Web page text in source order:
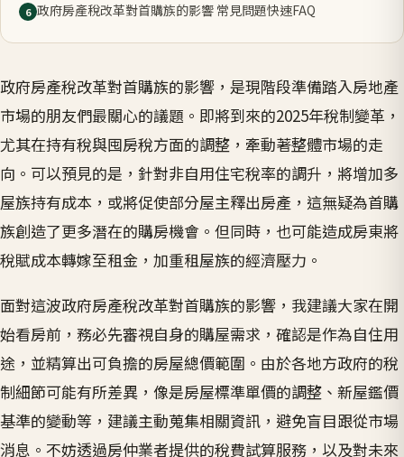
6 政府房產稅改革對首購族的影響 常見問題快速FAQ
政府房產稅改革對首購族的影響，是現階段準備踏入房地產
市場的朋友們最關心的議題。即將到來的2025年稅制變革，
尤其在持有稅與囤房稅方面的調整，牽動著整體市場的走
向。可以預見的是，針對非自用住宅稅率的調升，將增加多
屋族持有成本，或將促使部分屋主釋出房產，這無疑為首購
族創造了更多潛在的購房機會。但同時，也可能造成房東將
稅賦成本轉嫁至租金，加重租屋族的經濟壓力。
面對這波政府房產稅改革對首購族的影響，我建議大家在開
始看房前，務必先審視自身的購屋需求，確認是作為自住用
途，並精算出可負擔的房屋總價範圍。由於各地方政府的稅
制細節可能有所差異，像是房屋標準單價的調整、新屋鑑價
基準的變動等，建議主動蒐集相關資訊，避免盲目跟從市場
消息。不妨透過房仲業者提供的稅費試算服務，以及對未來